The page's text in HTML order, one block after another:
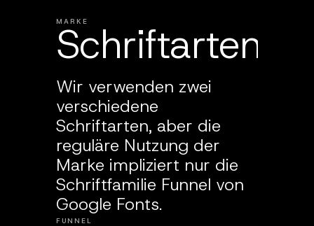
MARKE
Schriftarten
Wir verwenden zwei
verschiedene
Schriftarten, aber die
reguläre Nutzung der
Marke impliziert nur die
Schriftfamilie Funnel von
Google Fonts.
FUNNEL